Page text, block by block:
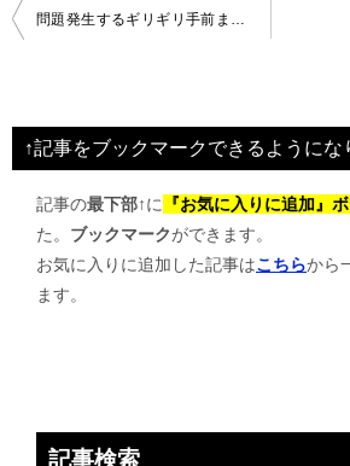
投
ビ
ゲ
↑記事をブックマークできるようにな
記事の最下部↑に 『お気に入りに追加』
た。 ブックマークができます。
お気に入りに追加した記事はこちらから
ます。
記事検索